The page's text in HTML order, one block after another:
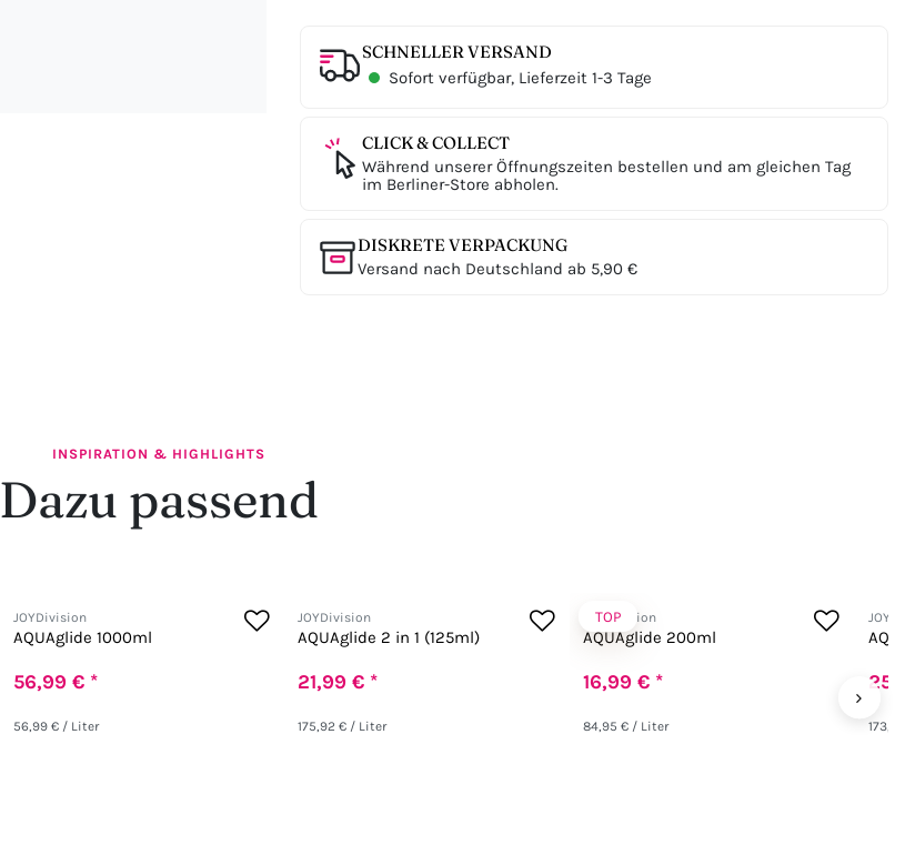
SCHNELLER VERSAND
Sofort verfügbar, Lieferzeit 1-3 Tage
CLICK & COLLECT
Während unserer Öffnungszeiten bestellen und am gleichen Tag
im Berliner-Store abholen.
DISKRETE VERPACKUNG
Versand nach Deutschland ab 5,90 €
INSPIRATION & HIGHLIGHTS
Dazu passend
JOYDivision
AQUAglide 1000ml
56,99 € *
56,99 € / Liter
JOYDivision
AQUAglide 2 in 1 (125ml)
21,99 € *
175,92 € / Liter
TOP
JOYDivision
AQUAglide 200ml
16,99 € *
84,95 € / Liter
›